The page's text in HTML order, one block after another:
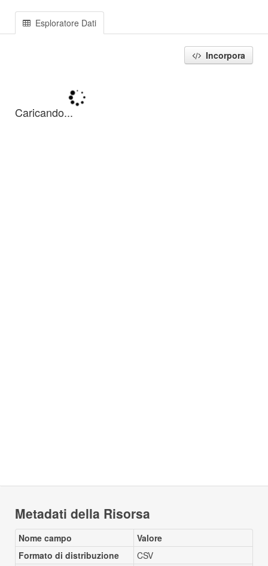
Esploratore Dati
Incorpora
Metadati della Risorsa
Nome campo
Valore
Formato di distribuzione
CSV